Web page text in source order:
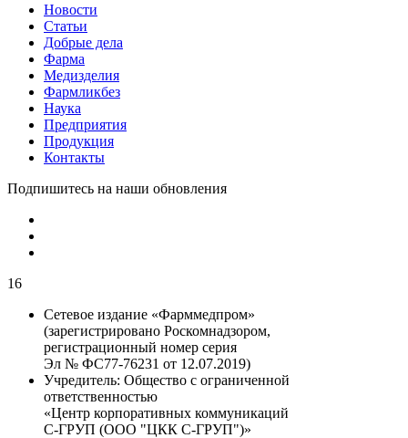
Новости
Статьи
Добрые дела
Фарма
Медизделия
Фармликбез
Наука
Предприятия
Продукция
Контакты
Подпишитесь на наши обновления
16
Сетевое издание «Фарммедпром»
(зарегистрировано Роскомнадзором,
регистрационный номер серия
Эл № ФС77-76231 от 12.07.2019)
Учредитель: Общество с ограниченной
ответственностью
«Центр корпоративных коммуникаций
С-ГРУП (ООО "ЦКК С-ГРУП")»